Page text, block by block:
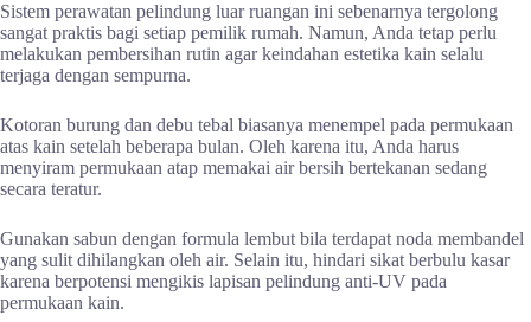
Sistem perawatan pelindung luar ruangan ini sebenarnya tergolong
sangat praktis bagi setiap pemilik rumah. Namun, Anda tetap perlu
melakukan pembersihan rutin agar keindahan estetika kain selalu
terjaga dengan sempurna.
Kotoran burung dan debu tebal biasanya menempel pada permukaan
atas kain setelah beberapa bulan. Oleh karena itu, Anda harus
menyiram permukaan atap memakai air bersih bertekanan sedang
secara teratur.
Gunakan sabun dengan formula lembut bila terdapat noda membandel
yang sulit dihilangkan oleh air. Selain itu, hindari sikat berbulu kasar
karena berpotensi mengikis lapisan pelindung anti-UV pada
permukaan kain.